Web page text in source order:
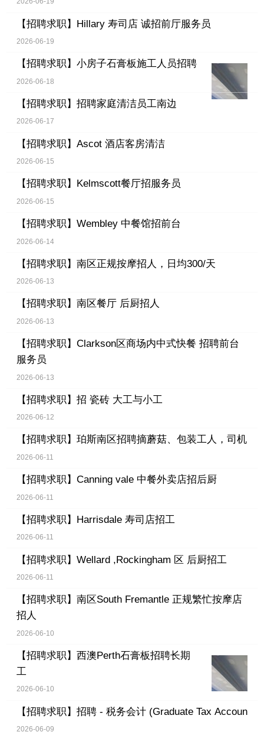
【招聘求职】 Hillary 寿司店 诚招前厅服务员
2026-06-19
【招聘求职】 小房子石膏板施工人员招聘
2026-06-18
【招聘求职】 招聘家庭清洁员工南边
2026-06-17
【招聘求职】 Ascot 酒店客房清洁
2026-06-15
【招聘求职】 Kelmscott餐厅招服务员
2026-06-15
【招聘求职】 Wembley 中餐馆招前台
2026-06-14
【招聘求职】 南区正规按摩招人，日均300/天
2026-06-13
【招聘求职】 南区餐厅 后厨招人
2026-06-13
【招聘求职】 Clarkson区商场内中式快餐 招聘前台
服务员
2026-06-13
【招聘求职】 招 瓷砖 大工与小工
2026-06-12
【招聘求职】 珀斯南区招聘摘蘑菇、包装工人，司机
2026-06-11
【招聘求职】 Canning vale 中餐外卖店招后厨
2026-06-11
【招聘求职】 Harrisdale 寿司店招工
2026-06-11
【招聘求职】 Wellard ,Rockingham 区 后厨招工
2026-06-11
【招聘求职】 南区South Fremantle 正规繁忙按摩店
招人
2026-06-10
【招聘求职】 西澳Perth石膏板招聘长期
工
2026-06-10
【招聘求职】 招聘 - 税务会计 (Graduate Tax Accoun
2026-06-09